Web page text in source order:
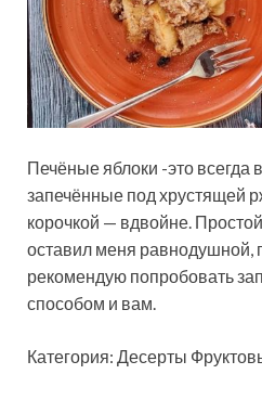
Печёные яблоки -это всегда
запечённые под хрустящей
корочкой — вдвойне.
оставил меня равнодушной,
рекомендую попробовать
способом и вам.
Категория: Десерты